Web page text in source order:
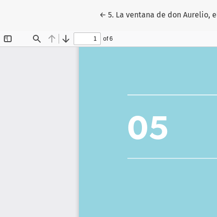
←Volver a los detalles del
5. La ventana de don Aurelio,